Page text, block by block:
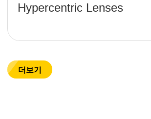
Hypercentric Lenses
더보기